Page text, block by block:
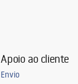
F
Apoio ao cliente
Envio